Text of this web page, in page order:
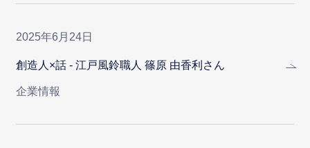
2025年6月24日
創造人×話 - 江戸風鈴職人 篠原 由香利さん
企業情報